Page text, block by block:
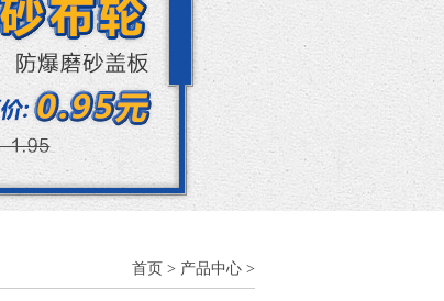
首页 > 产品中心 >